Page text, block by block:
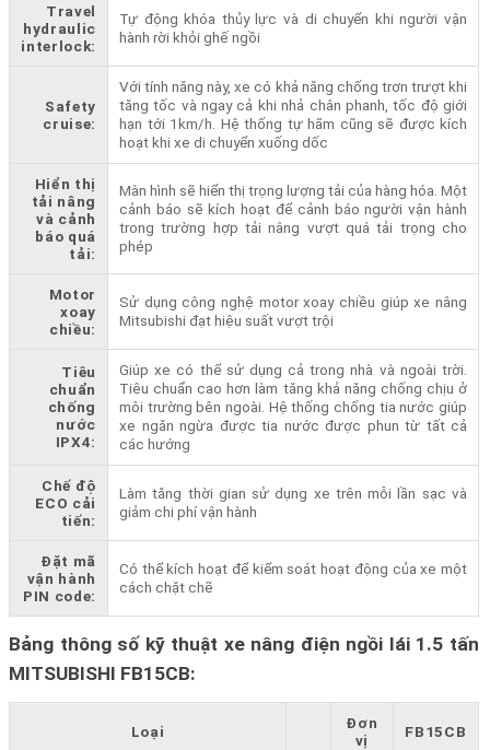
Travel
hydraulic
interlock:
Tự động khóa thủy lực và di chuyển khi người vận
hành rời khỏi ghế ngồi
Safety
cruise:
Với tính năng này, xe có khả năng chống trơn trượt khi
tăng tốc và ngay cả khi nhả chân phanh, tốc độ giới
hạn tới 1km/h. Hệ thống tự hãm cũng sẽ được kích
hoạt khi xe di chuyển xuống dốc
Hiển thị
tải nâng
và cảnh
báo quá
tải:
Màn hình sẽ hiển thị trọng lượng tải của hàng hóa. Một
cảnh báo sẽ kích hoạt để cảnh báo người vận hành
trong trường hợp tải nâng vượt quá tải trọng cho
phép
Motor
xoay
chiều:
Sử dụng công nghệ motor xoay chiều giúp xe nâng
Mitsubishi đạt hiệu suất vượt trội
Tiêu
chuẩn
chống
nước
IPX4:
Giúp xe có thể sử dụng cả trong nhà và ngoài trời.
Tiêu chuẩn cao hơn làm tăng khả năng chống chịu ở
môi trường bên ngoài. Hệ thống chống tia nước giúp
xe ngăn ngừa được tia nước được phun từ tất cả
các hướng
Chế độ
ECO cải
tiến:
Làm tăng thời gian sử dụng xe trên mỗi lần sạc và
giảm chi phí vận hành
Đặt mã
vận hành
PIN code:
Có thể kích hoạt để kiểm soát hoạt động của xe một
cách chặt chẽ
Bảng thông số kỹ thuật xe nâng điện ngồi lái 1.5 tấn
MITSUBISHI FB15CB:
Loại
Đơn
vị
FB15CB